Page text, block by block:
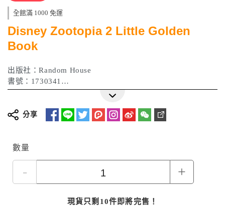
全館滿 1000 免運
Disney Zootopia 2 Little Golden
Book
出版社：Random House
書號：1730341
ISBN：9780736445672
出版日期：2025 年 10 月
分享
數量
- +
現貨只剩10件即將完售！